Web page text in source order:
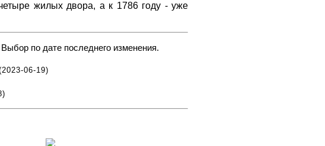
жилых двора, а к 1786 году - уже
Выбор по дате последнего изменения.
06-19)